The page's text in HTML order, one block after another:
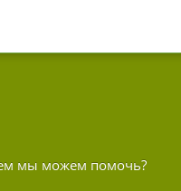
мы можем помочь?